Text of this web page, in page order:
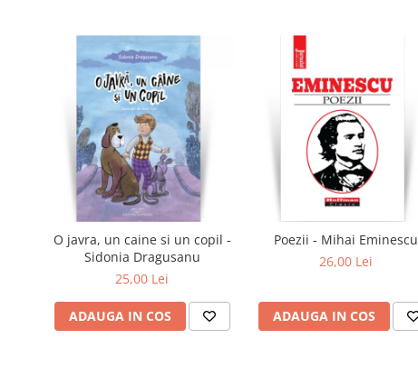
O javra, un caine si un copil -
Sidonia Dragusanu
25,00 Lei
ADAUGA IN COS
Poezii - Mihai Eminescu
26,00 Lei
ADAUGA IN COS